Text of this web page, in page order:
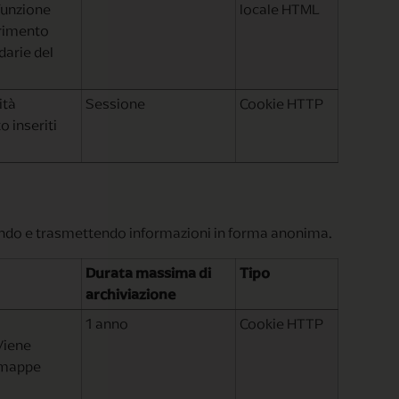
del
locale HTML
inseriti
Sessione Cookie HTTP
e trasmettendo informazioni in forma anonima.
Durata massima di
archiviazione
Tipo
1 anno Cookie HTTP